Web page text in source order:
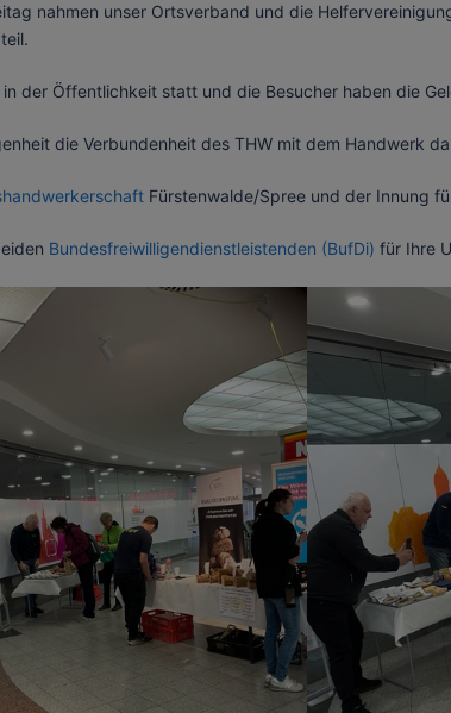
nahmen unser Ortsverband und die
der Öffentlichkeit statt und die Besucher haben die
die Verbundenheit des THW mit dem Handwerk
Fürstenwalde/Spree und der Innung
Bundesfreiwilligendienstleistenden (BufDi) für Ihre